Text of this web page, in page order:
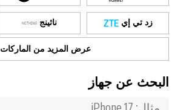
زد تي إي ناثينج
عرض المزيد من الماركات
البحث عن جهاز